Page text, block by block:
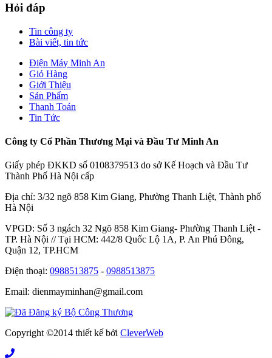
Hỏi đáp
Tin công ty
Bài viết, tin tức
Điện Máy Minh An
Giỏ Hàng
Giới Thiệu
Sản Phẩm
Thanh Toán
Tin Tức
Công ty Cổ Phần Thương Mại và Đầu Tư Minh An
Giấy phép ĐKKD số 0108379513 do sở Kế Hoạch và Đầu Tư
Thành Phố Hà Nội cấp
Địa chỉ: 3/32 ngõ 858 Kim Giang, Phường Thanh Liệt, Thành phố
Hà Nội
VPGD: Số 3 ngách 32 Ngõ 858 Kim Giang- Phường Thanh Liệt -
TP. Hà Nội // Tại HCM: 442/8 Quốc Lộ 1A, P. An Phú Đông,
Quận 12, TP.HCM
Điện thoại: 0988513875 - 0988513875
Email: dienmayminhan@gmail.com
Copyright ©2014 thiết kế bởi CleverWeb